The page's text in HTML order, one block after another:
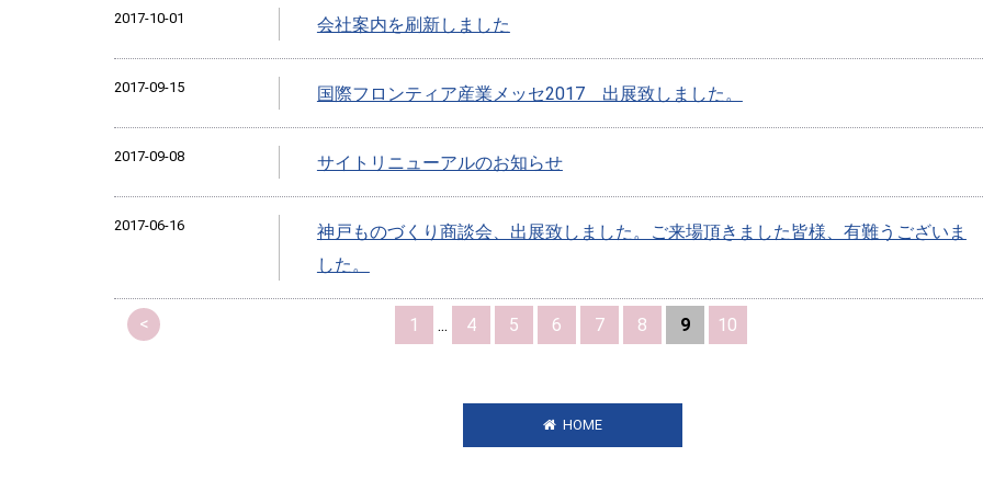
2017-10-01 会社案内を刷新しました
2017-09-15 国際フロンティア産業メッセ2017 出展致しました。
2017-09-08 サイトリニューアルのお知らせ
2017-06-16
神戸ものづくり商談会、出展致しました。ご来場頂きました皆様、有難うございま
した。
< 1 ... 4 5 6 7 8 9 10
HOME